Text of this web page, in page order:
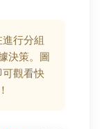
行分組
決策。圖
觀看快